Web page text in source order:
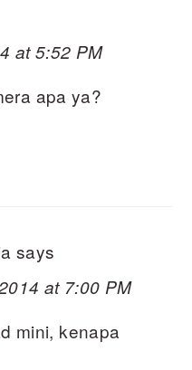
at 5:52 PM
apa ya?
says
at 7:00 PM
mini, kenapa